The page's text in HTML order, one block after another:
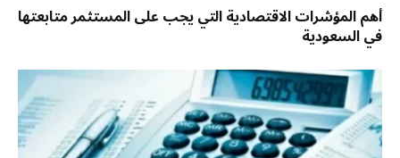
أهم المؤشرات الاقتصادية التي يجب على المستثمر متابعتها
في السعودية